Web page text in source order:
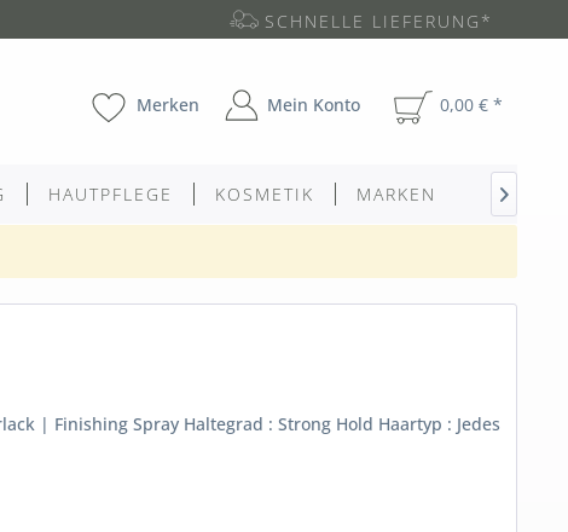
SCHNELLE LIEFERUNG*
Merken Mein Konto 0,00 € *
HAUTPFLEGE KOSMETIK MARKEN 
| Finishing Spray Haltegrad : Strong Hold Haartyp : Jedes